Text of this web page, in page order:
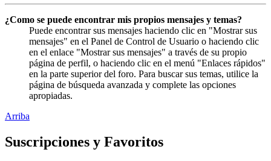
¿Como se puede encontrar mis propios mensajes y temas?
Puede encontrar sus mensajes haciendo clic en "Mostrar sus
mensajes" en el Panel de Control de Usuario o haciendo clic
en el enlace "Mostrar sus mensajes" a través de su propio
página de perfil, o haciendo clic en el menú "Enlaces rápidos"
en la parte superior del foro. Para buscar sus temas, utilice la
página de búsqueda avanzada y complete las opciones
apropiadas.
Arriba
Suscripciones y Favoritos